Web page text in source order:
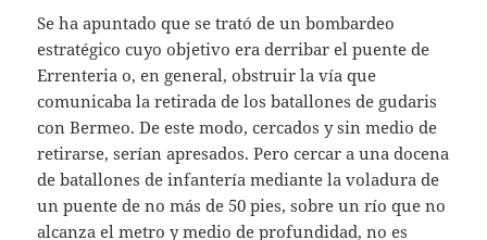
Se ha apuntado que se trató de un bombardeo
estratégico cuyo objetivo era derribar el puente de
Errenteria o, en general, obstruir la vía que
comunicaba la retirada de los batallones de gudaris
con Bermeo. De este modo, cercados y sin medio de
retirarse, serían apresados. Pero cercar a una docena
de batallones de infantería mediante la voladura de
un puente de no más de 50 pies, sobre un río que no
alcanza el metro y medio de profundidad, no es